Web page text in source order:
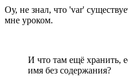
Оу, не знал, что 'var'
мне уроком.
И что там ещё хранить,
имя без содержания?